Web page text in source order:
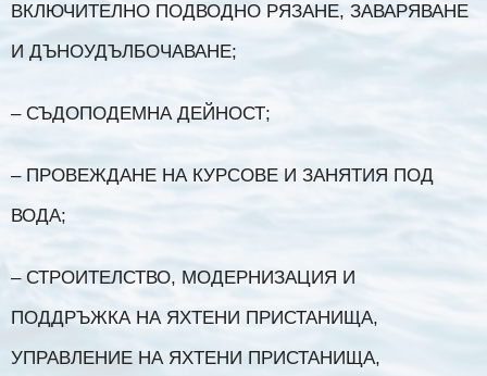
ВКЛЮЧИТЕЛНО ПОДВОДНО РЯЗАНЕ, ЗАВАРЯВАНЕ
И ДЪНОУДЪЛБОЧАВАНЕ;
– СЪДОПОДЕМНА ДЕЙНОСТ;
– ПРОВЕЖДАНЕ НА КУРСОВЕ И ЗАНЯТИЯ ПОД
ВОДА;
– СТРОИТЕЛСТВО, МОДЕРНИЗАЦИЯ И
ПОДДРЪЖКА НА ЯХТЕНИ ПРИСТАНИЩА,
УПРАВЛЕНИЕ НА ЯХТЕНИ ПРИСТАНИЩА,